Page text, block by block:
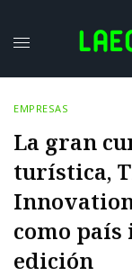
EMPRESAS
La gran
turística,
como
edición